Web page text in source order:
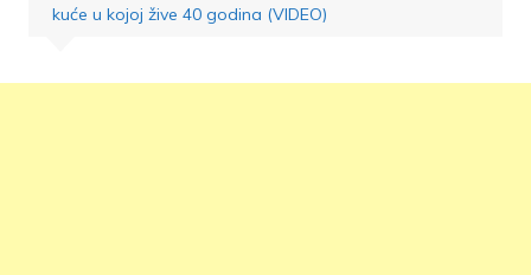
kuće u kojoj žive 40 godina (VIDEO)